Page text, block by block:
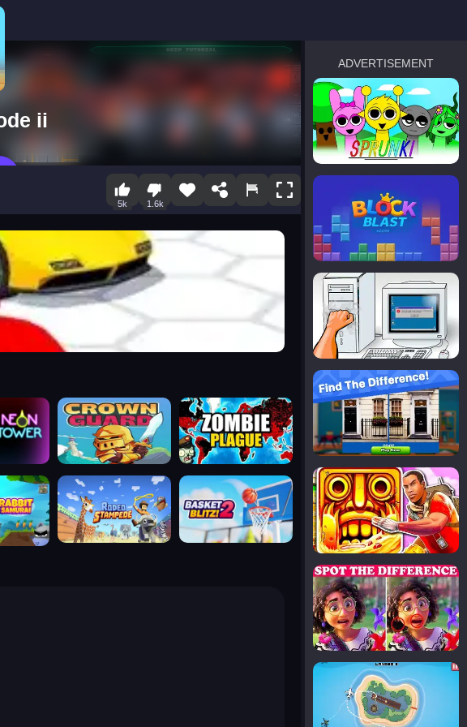
ii
5k 1.6k
crown guard zombie plague
rodeo stampede basket blitz
ADVERTISEMENT
sprunki
Blocky Blast!
smash it
notice the difference
temple run 2
spot the differences
silly sky